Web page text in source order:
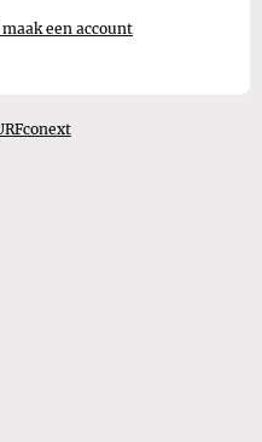
een account